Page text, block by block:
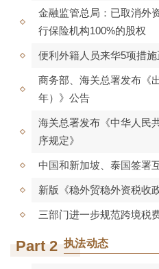
金融监管总局：已取消外
行保险机构100%的股权
便利外籍人员来华5项措
商务部、海关总署发布《
年）》公告
海关总署发布《中华人民
序规定》
中国和新加坡、泰国签署
新版《稳外贸稳外资税收
三部门进一步规范跨境税
Part 2 执法动态